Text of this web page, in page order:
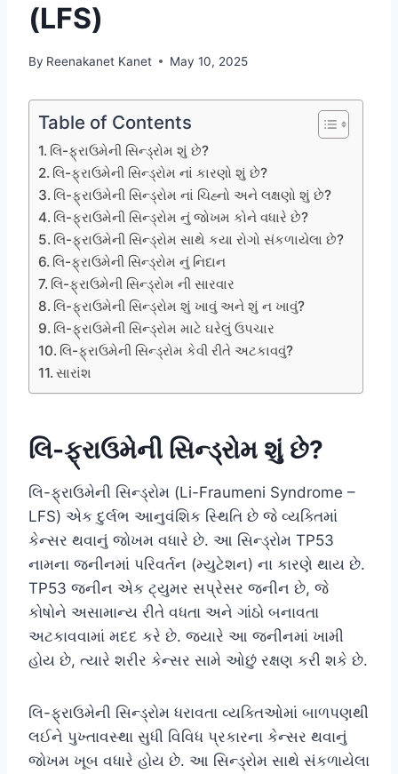
(LFS)
By Reenakanet Kanet May 10, 2025
Table of Contents
લિ-ફ્રાઉમેની સિન્ડ્રોમ શું છે?
લિ-ફ્રાઉમેની સિન્ડ્રોમ નાં કારણો શું છે?
લિ-ફ્રાઉમેની સિન્ડ્રોમ નાં ચિહ્નો અને લક્ષણો શું છે?
લિ-ફ્રાઉમેની સિન્ડ્રોમ નું જોખમ કોને વધારે છે?
લિ-ફ્રાઉમેની સિન્ડ્રોમ સાથે કયા રોગો સંકળાયેલા છે?
લિ-ફ્રાઉમેની સિન્ડ્રોમ નું નિદાન
લિ-ફ્રાઉમેની સિન્ડ્રોમ ની સારવાર
લિ-ફ્રાઉમેની સિન્ડ્રોમ શું ખાવું અને શું ન ખાવું?
લિ-ફ્રાઉમેની સિન્ડ્રોમ માટે ઘરેલું ઉપચાર
લિ-ફ્રાઉમેની સિન્ડ્રોમ કેવી રીતે અટકાવવું?
સારાંશ
લિ-ફ્રાઉમેની સિન્ડ્રોમ શું છે?
લિ-ફ્રાઉમેની સિન્ડ્રોમ (Li-Fraumeni Syndrome –
LFS) એક દુર્લભ આનુવંશિક સ્થિતિ છે જે વ્યક્તિમાં
કેન્સર થવાનું જોખમ વધારે છે. આ સિન્ડ્રોમ TP53
નામના જનીનમાં પરિવર્તન (મ્યુટેશન) ના કારણે થાય છે.
TP53 જનીન એક ટ્યુમર સપ્રેસર જનીન છે, જે
કોષોને અસામાન્ય રીતે વધતા અને ગાંઠો બનાવતા
અટકાવવામાં મદદ કરે છે. જ્યારે આ જનીનમાં ખામી
હોય છે, ત્યારે શરીર કેન્સર સામે ઓછું રક્ષણ કરી શકે છે.
લિ-ફ્રાઉમેની સિન્ડ્રોમ ધરાવતા વ્યક્તિઓમાં બાળપણથી
લઈને પુખ્તાવસ્થા સુધી વિવિધ પ્રકારના કેન્સર થવાનું
જોખમ ખૂબ વધારે હોય છે. આ સિન્ડ્રોમ સાથે સંકળાયેલા